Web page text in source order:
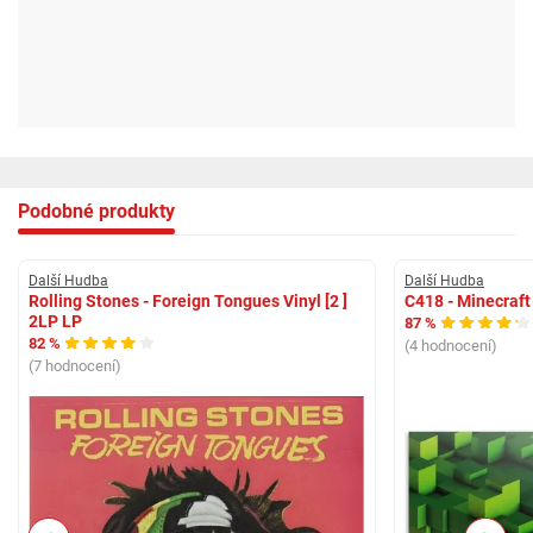
Podobné produkty
Další Hudba
Rolling Stones - Foreign Tongues Vinyl [2 ]
2LP LP
82 %
(7 hodnocení)
Další Hudba
C418 -
87 %
(4 hodnocení)